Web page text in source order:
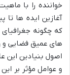
خواننده را با
آغازین ایده ها
که چگونه
های عمیق فضایی و
اصول بنیادین این
و عوامل مؤثر بر